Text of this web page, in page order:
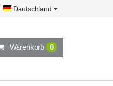
Deutschland
Warenkorb 0